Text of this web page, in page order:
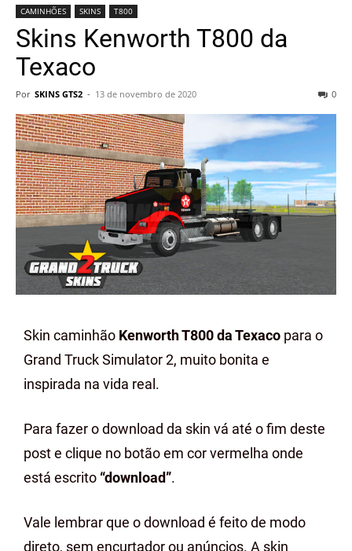
CAMINHÕES SKINS T800
Skins Kenworth T800 da
Texaco
Por SKINS GTS2 - 13 de novembro de 2020 0
Skin caminhão Kenworth T800 da Texaco para o
Grand Truck Simulator 2, muito bonita e
inspirada na vida real.
Para fazer o download da skin vá até o fim deste
post e clique no botão em cor vermelha onde
está escrito “download”.
Vale lembrar que o download é feito de modo
direto, sem encurtador ou anúncios. A skin